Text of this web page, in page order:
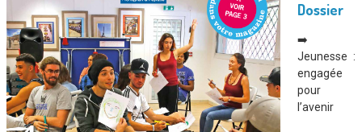
Dossier
➡️
Jeunesse :
engagée
pour
l’avenir